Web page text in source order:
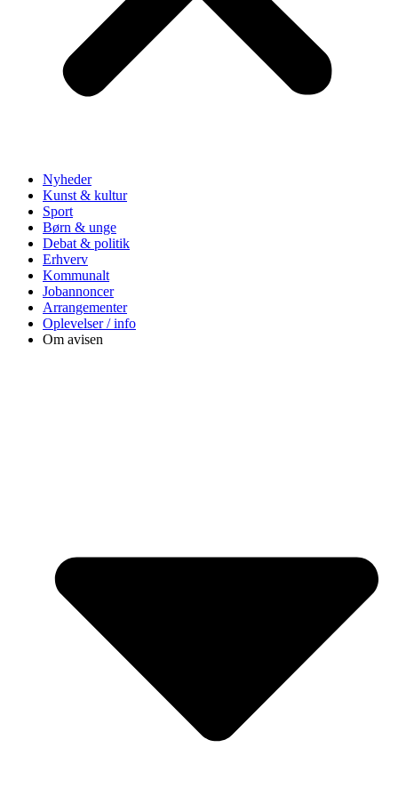
Nyheder
Kunst & kultur
Sport
Børn & unge
Debat & politik
Erhverv
Kommunalt
Jobannoncer
Arrangementer
Oplevelser / info
Om avisen